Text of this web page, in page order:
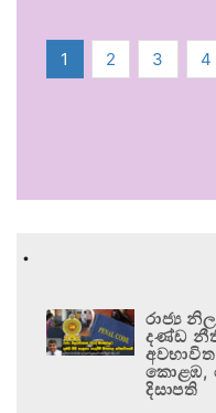
1 2 3 4
.
රාජ්‍ය
දණ්ඩ නීති
කොළඹ,
දිසාපති